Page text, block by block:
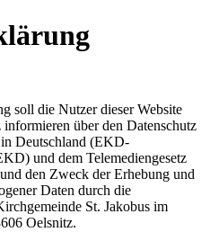
soll die Nutzer dieser Website
über den Datenschutz
Deutschland (EKD-
und dem Telemediengesetz
den Zweck der Erhebung und
Daten durch die
St. Jakobus im
Oelsnitz.